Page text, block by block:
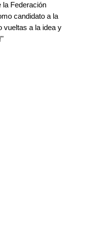
la Federación
candidato a la
vueltas a la idea y